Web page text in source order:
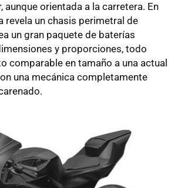
aunque orientada a la carretera. En
revela un chasis perimetral de
un gran paquete de baterías
y proporciones, todo
comparable en tamaño a una actual
una mecánica completamente